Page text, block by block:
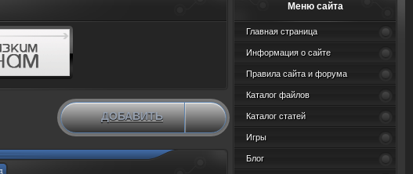
Меню сайта
Главная страница
Информация о сайте
Правила сайта и форума
Каталог файлов
Каталог статей
Игры
Блог
ДОБАВИТЬ НОВЫЙ МАТЕРИАЛ